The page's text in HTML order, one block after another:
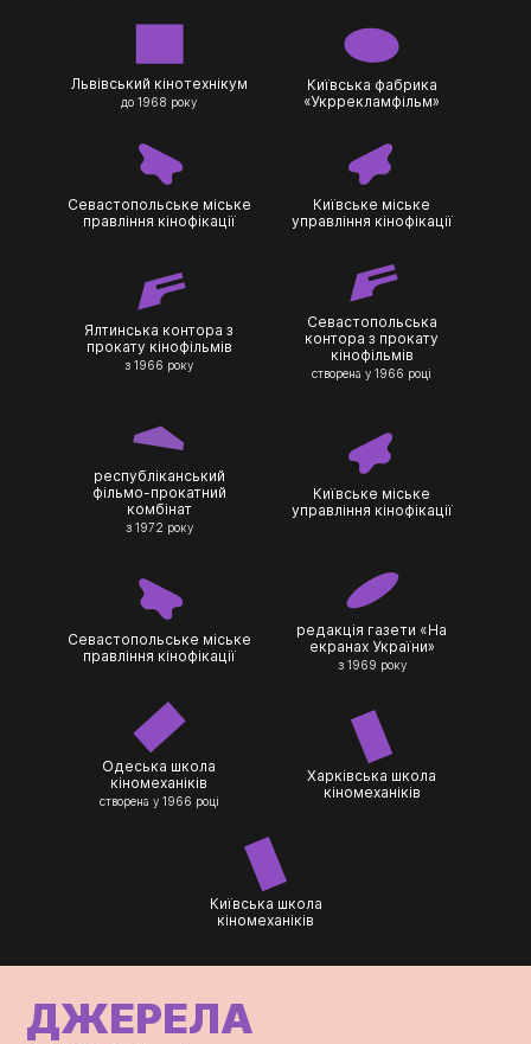
Львівський кінотехнікум
до 1968 року
Київська фабрика
«Укррекламфільм»
Севастопольське міське
правління кінофікації
Київське міське
управління кінофікації
Ялтинська контора з
прокату кінофільмів
з 1966 року
Севастопольська
контора з прокату
кінофільмів
створена у 1966 році
республіканський
фільмо-прокатний
комбінат
з 1972 року
Київське міське
управління кінофікації
Севастопольське міське
правління кінофікації
редакція газети «На
екранах України»
з 1969 року
Одеська школа
кіномеханіків
створена у 1966 році
Харківська школа
кіномеханіків
Київська школа
кіномеханіків
ДЖЕРЕЛА